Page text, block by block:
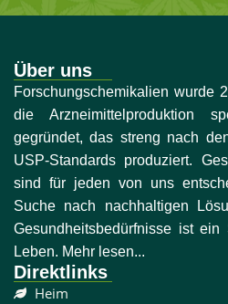
Über uns
Forschungschemikalien wurde
die Arzneimittelproduktion
gegründet, das streng nach
USP-Standards produziert.
sind für jeden von uns
Suche nach nachhaltigen
Gesundheitsbedürfnisse ist
Leben. Mehr lesen...
Direktlinks
Heim